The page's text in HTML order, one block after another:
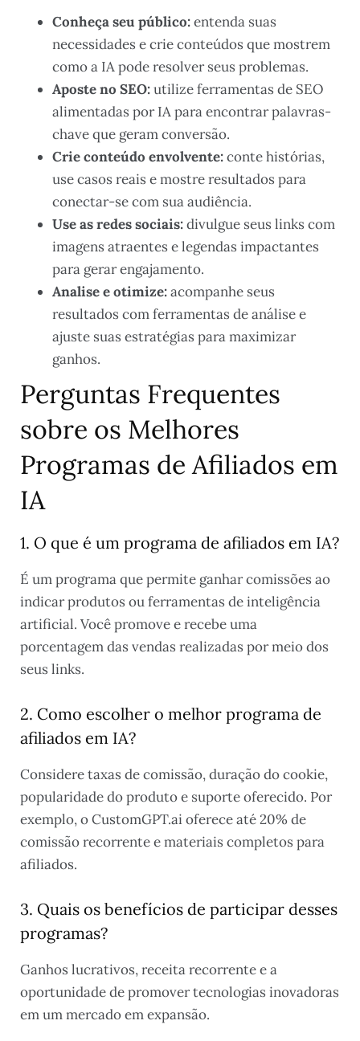
Conheça seu público:entenda suas
necessidades e crie conteúdos que mostrem
como a IA pode resolver seus problemas.
Aposte no SEO:utilize ferramentas de SEO
alimentadas por IA para encontrar palavras-
chave que geram conversão.
Crie conteúdo envolvente:conte histórias,
use casos reais e mostre resultados para
conectar-se com sua audiência.
Use as redes sociais:divulgue seus links com
imagens atraentes e legendas impactantes
para gerar engajamento.
Analise e otimize:acompanhe seus
resultados com ferramentas de análise e
ajuste suas estratégias para maximizar
ganhos.
Perguntas Frequentes
sobre os Melhores
Programas de Afiliados em
IA
1. O que é um programa de afiliados em IA?
É um programa que permite ganhar comissões ao
indicar produtos ou ferramentas de inteligência
artificial. Você promove e recebe uma
porcentagem das vendas realizadas por meio dos
seus links.
2. Como escolher o melhor programa de
afiliados em IA?
Considere taxas de comissão, duração do cookie,
popularidade do produto e suporte oferecido. Por
exemplo, o CustomGPT.ai oferece até 20% de
comissão recorrente e materiais completos para
afiliados.
3. Quais os benefícios de participar desses
programas?
Ganhos lucrativos, receita recorrente e a
oportunidade de promover tecnologias inovadoras
em um mercado em expansão.